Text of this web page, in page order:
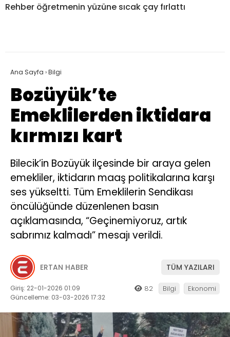
Rehber öğretmenin yüzüne sıcak çay fırlattı
Ana Sayfa ›Bilgi
Bozüyük’te
Emeklilerden iktidara
kırmızı kart
Bilecik’in Bozüyük ilçesinde bir araya gelen
emekliler, iktidarın maaş politikalarına karşı
ses yükseltti. Tüm Emeklilerin Sendikası
öncülüğünde düzenlenen basın
açıklamasında, “Geçinemiyoruz, artık
sabrımız kalmadı” mesajı verildi.
ERTAN HABER TÜM YAZILARI
Giriş: 22-01-2026 01:09
Güncelleme: 03-03-2026 17:32
82 Bilgi Ekonomi